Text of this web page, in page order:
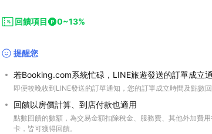
回饋項目 0~13%
提醒您
若Booking.com系統忙碌，LINE旅遊發送的訂單成立
即便較晚收到LINE發送的訂單通知，您的訂單成立時間及點數
回饋以房價計算、到店付款也適用
點數回饋的數額，為交易金額扣除稅金、服務費、其他外加費
卡，皆可獲得回饋。